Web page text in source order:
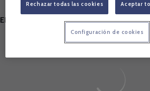
ENCARGADA DE MATERIAL
Rechazar todas las cookies Aceptar
Configuración de cookies